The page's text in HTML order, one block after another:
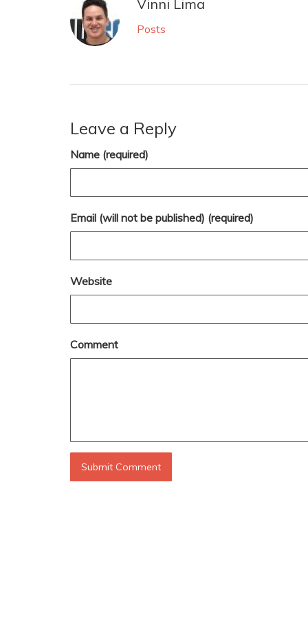
Vinni Lima
Posts
Leave a Reply
Name (required)
Email (will not be published) (required)
Website
Comment